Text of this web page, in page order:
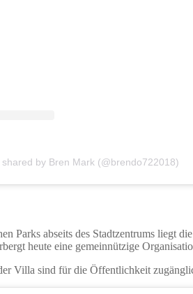
shared by Bren Mark (@brendo722018)
Parks abseits des Stadtzentrums liegt
heute eine gemeinnützige
Villa sind für die Öffentlichkeit